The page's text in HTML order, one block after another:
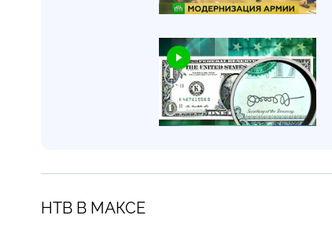
НТВ В МАКСЕ